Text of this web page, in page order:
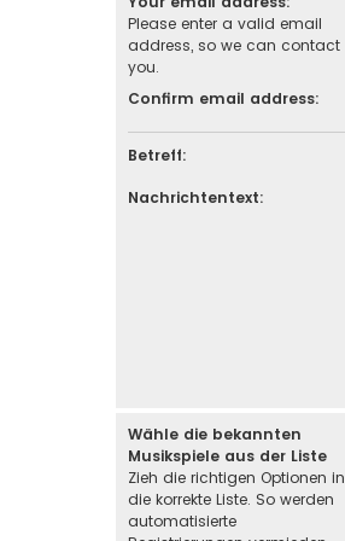
Please enter a valid email
address, so we can contact
you.
Confirm email address:
Betreff:
Nachrichtentext:
Wähle die bekannten
Musikspiele aus der Liste
Zieh die richtigen Optionen in
die korrekte Liste. So werden
automatisierte